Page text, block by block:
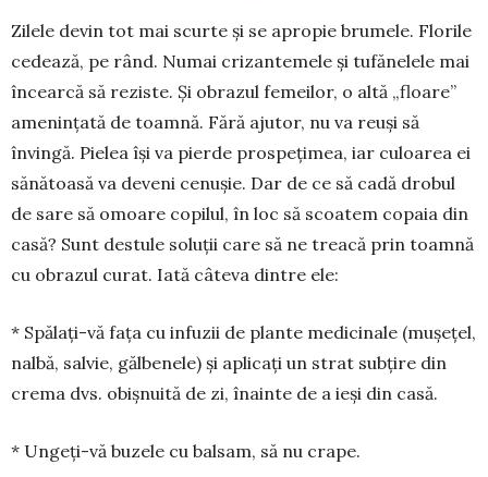
Zilele devin tot mai scurte și se apropie brumele. Florile
ce­dea­­ză, pe rând. Numai crizantemele și tu­fănelele mai
încearcă să reziste. Și obra­zul femeilor, o altă „floare”
amenințată de toamnă. Fără ajutor, nu va reuși să
învingă. Pielea își va pierde prospe­ți­mea, iar culoarea ei
sănătoasă va deveni cenușie. Dar de ce să cadă drobul
de sare să omoare copilul, în loc să scoa­tem copaia din
casă? Sunt destule soluții care să ne treacă prin toamnă
cu obrazul curat. Iată câteva dintre ele:
* Spălați-vă fața cu infuzii de plante medicinale (mușețel,
nalbă, salvie, găl­benele) și aplicați un strat subțire din
crema dvs. obișnuită de zi, înainte de a ieși din casă.
* Ungeți-vă buzele cu balsam, să nu crape.